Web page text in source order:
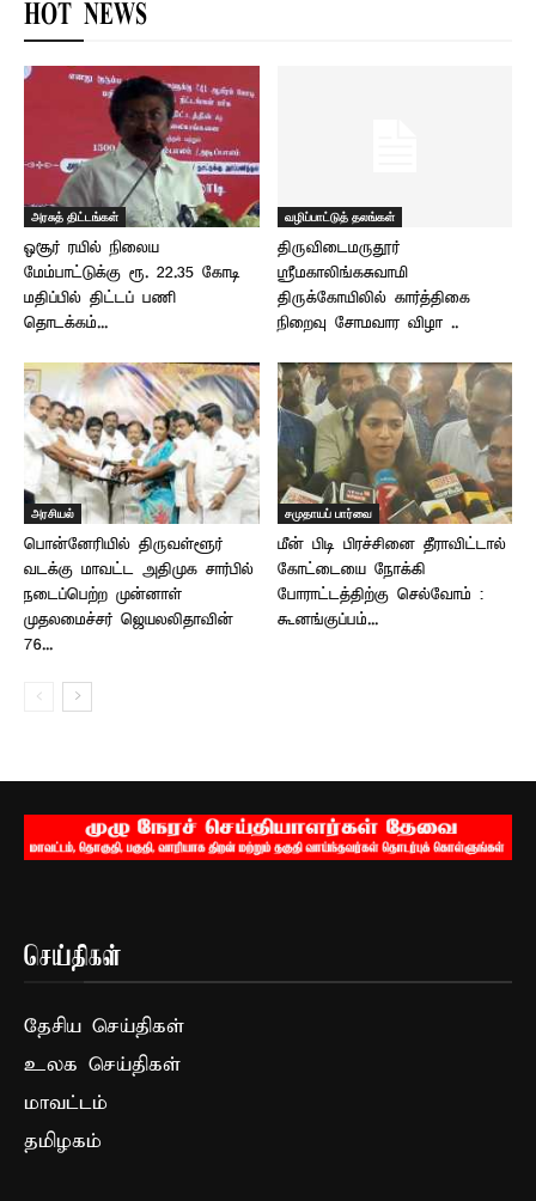
HOT NEWS
அரசுத் திட்டங்கள்
ஓசூர் ரயில் நிலைய
மேம்பாட்டுக்கு ரூ. 22.35 கோடி
மதிப்பில் திட்டப் பணி
தொடக்கம்...
வழிப்பாட்டுத் தலங்கள்
திருவிடைமருதூர்
ஸ்ரீமகாலிங்கசுவாமி
திருக்கோயிலில் கார்த்திகை
நிறைவு சோமவார விழா ..
அரசியல்
பொன்னேரியில் திருவள்ளூர்
வடக்கு மாவட்ட அதிமுக சார்பில்
நடைப்பெற்ற முன்னாள்
முதலமைச்சர் ஜெயலலிதாவின்
76...
சமுதாயப் பார்வை
மீன் பிடி பிரச்சினை தீராவிட்டால்
கோட்டையை நோக்கி
போராட்டத்திற்கு செல்வோம் :
கூனங்குப்பம்...
செய்திகள்
தேசிய செய்திகள்
உலக செய்திகள்
மாவட்டம்
தமிழகம்